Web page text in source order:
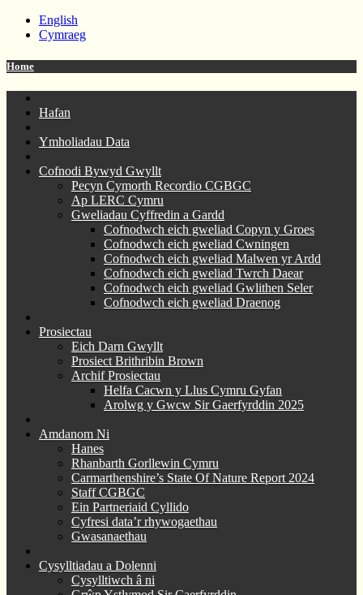
English
Cymraeg
Home
Hafan
Ymholiadau Data
Cofnodi Bywyd Gwyllt
Pecyn Cymorth Recordio CGBGC
Ap LERC Cymru
Gweliadau Cyffredin a Gardd
Cofnodwch eich gweliad Copyn y Groes
Cofnodwch eich gweliad Cwningen
Cofnodwch eich gweliad Malwen yr Ardd
Cofnodwch eich gweliad Twrch Daear
Cofnodwch eich gweliad Gwlithen Seler
Cofnodwch eich gweliad Draenog
Prosiectau
Eich Darn Gwyllt
Prosiect Brithribin Brown
Archif Prosiectau
Helfa Cacwn y Llus Cymru Gyfan
Arolwg y Gwcw Sir Gaerfyrddin 2025
Amdanom Ni
Hanes
Rhanbarth Gorllewin Cymru
Carmarthenshire’s State Of Nature Report 2024
Staff CGBGC
Ein Partneriaid Cyllido
Cyfresi data’r rhywogaethau
Gwasanaethau
Cysylltiadau a Dolenni
Cysylltiwch â ni